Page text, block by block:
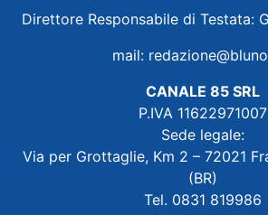
Direttore Responsabile di Testata:
mail:
CANALE 85 SRL
P.IVA 11622971007
Sede legale:
Via per Grottaglie, Km 2 – 72021
(BR)
Tel. 0831 819986